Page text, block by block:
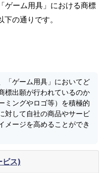
ゲーム用具」における商標
の通りです。
「ゲーム用具」においてど
標出願が行われているのか
ミングやロゴ等）を積極的
対して自社の商品やサービ
メージを高めることができ
ビス)